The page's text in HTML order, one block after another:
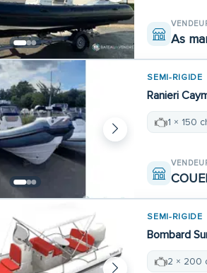
As
SEMI-RIGIDE
Ranieri
1 × 150
SEMI-RIGIDE
Bombard
2 × 200